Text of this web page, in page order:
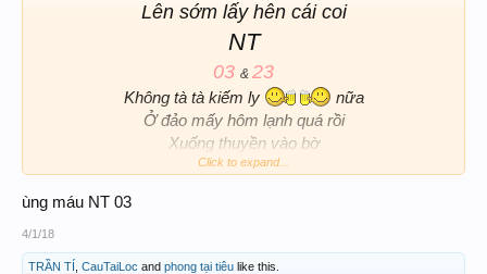
Lên sớm lấy hên cái coi
NT
03 & 23
Không tà tà kiếm ly
nữa
Ở đảo mấy hôm lạnh quá rồi
Xuống thuyền vào bờ
Click to expand...
ùng máu NT 03
4/1/18
TRẦN TÍ CauTaiLoc and phong tại tiêu like this.